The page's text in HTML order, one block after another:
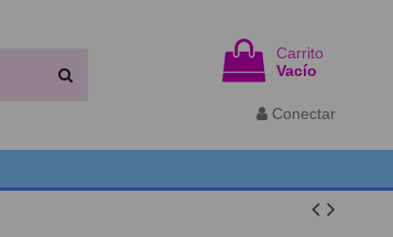
Carrito
Vacío
Conectar